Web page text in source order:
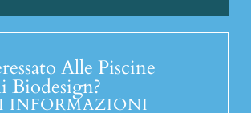
Alle Piscine
Biodesign?
INFORMAZIONI